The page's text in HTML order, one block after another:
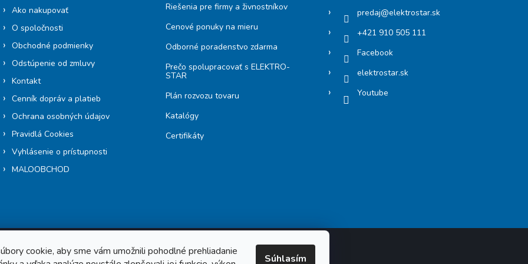
cookie, aby sme vám umožnili pohodlné prehliadanie
Súhlasím
Ako nakupovať
O spoločnosti
Obchodné podmienky
Odstúpenie od zmluvy
Kontakt
Cenník dopráv a platieb
Ochrana osobných údajov
Pravidlá Cookies
Vyhlásenie o prístupnosti
MALOOBCHOD
Riešenia pre firmy a živnostníkov
Cenové ponuky na mieru
Odborné poradenstvo zdarma
Prečo spolupracovať s ELEKTRO-
STAR
Plán rozvozu tovaru
Katalógy
Certifikáty
predaj@elektrostar.sk
+421 910 505 111
Facebook
elektrostar.sk
Youtube